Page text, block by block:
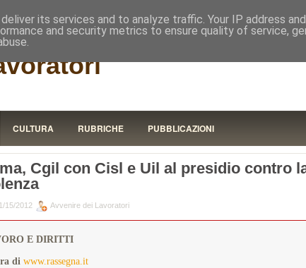
CULTURA RUBRICHE PUBBLICAZIONI
Cgil con Cisl e Uil al presidio contro
15/2012 Avvenire dei Lavoratori
E DIRITTI
di www.rassegna.it
its services and to analyze traffic. Your IP address
and security metrics to ensure quality of service,